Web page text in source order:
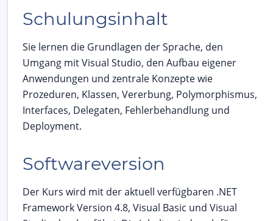
Schulungsinhalt
Sie lernen die Grundlagen der Sprache, den
Umgang mit Visual Studio, den Aufbau eigener
Anwendungen und zentrale Konzepte wie
Prozeduren, Klassen, Vererbung, Polymorphismus,
Interfaces, Delegaten, Fehlerbehandlung und
Deployment.
Softwareversion
Der Kurs wird mit der aktuell verfügbaren .NET
Framework Version 4.8, Visual Basic und Visual